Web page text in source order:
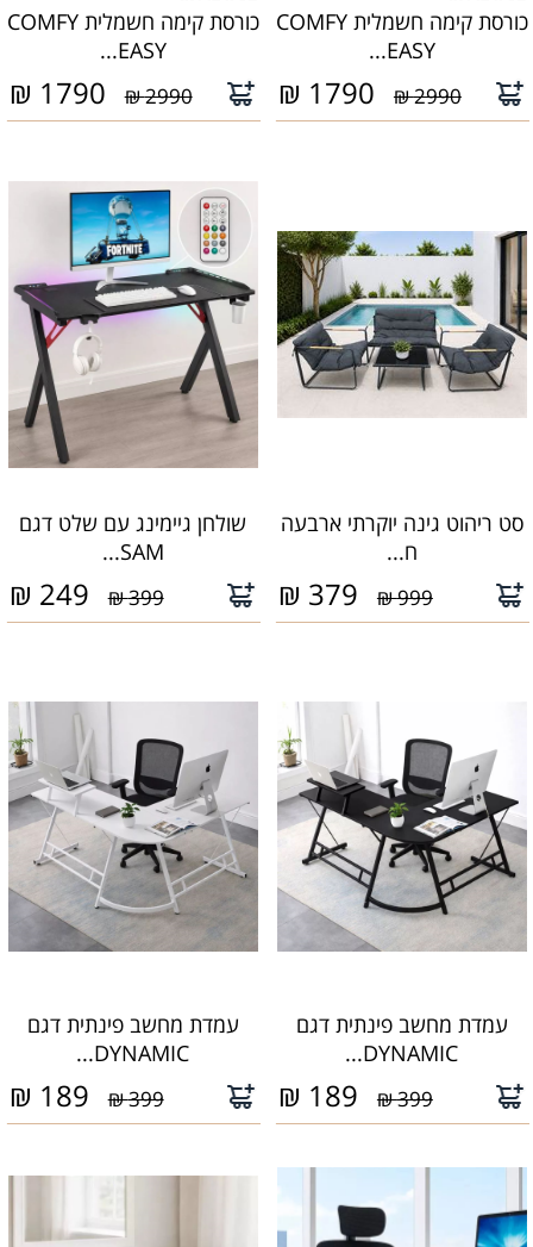
כורסת קימה חשמלית COMFY
EASY...
2990 ₪
1790
₪
כורסת קימה חשמלית COMFY
EASY...
2990 ₪
1790
₪
סט ריהוט גינה יוקרתי ארבעה
ח...
999 ₪
379
₪
שולחן גיימינג עם שלט דגם
SAM...
399 ₪
249
₪
עמדת מחשב פינתית דגם
DYNAMIC...
399 ₪
189
₪
עמדת מחשב פינתית דגם
DYNAMIC...
399 ₪
189
₪